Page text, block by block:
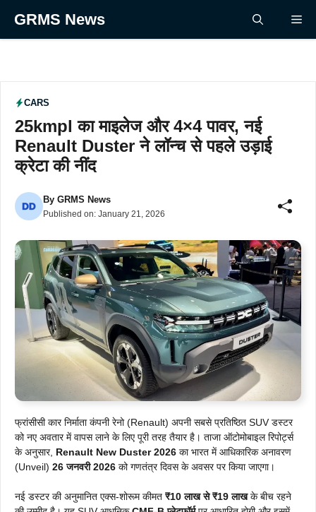
GRMS News
CARS
25kmpl का माइलेज और 4×4 पावर, नई
Renault Duster ने लॉन्च से पहले उड़ाई
क्रेटा की नींद
By GRMS News
Published on: January 21, 2026
फ्रांसीसी कार निर्माता कंपनी रेनो (Renault) अपनी सबसे प्रतिष्ठित SUV डस्टर
को नए अवतार में वापस लाने के लिए पूरी तरह तैयार है। ताजा ऑटोमोबाइल रिपोर्ट्स
के अनुसार, Renault New Duster 2026 का भारत में आधिकारिक अनावरण
(Unveil) 26 जनवरी 2026 को गणतंत्र दिवस के अवसर पर किया जाएगा।
नई डस्टर की अनुमानित एक्स-शोरूम कीमत ₹10 लाख से ₹19 लाखके बीच रहने